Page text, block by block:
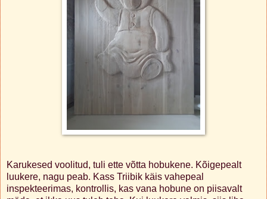
Karukesed voolitud, tuli ette võtta hobukene. Kõigepealt
luukere, nagu peab. Kass Triibik käis vahepeal
inspekteerimas, kontrollis, kas vana hobune on piisavalt